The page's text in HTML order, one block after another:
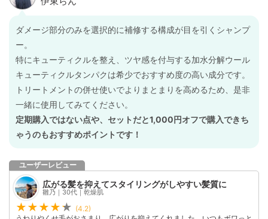
ダメージ部分のみを選択的に補修する構成が目を引くシャンプ
ー。
特にキューティクルを整え、ツヤ感を付与する加水分解ウール
キューティクルタンパクは希少でおすすめ度の高い成分です。
トリートメントの併せ使いでよりまとまりを高めるため、是非
一緒に使用してみてください。
定期購入ではない点や、セットだと1,000円オフで購入できち
ゃうのもおすすめポイントです！
ユーザーレビュー
広がる髪を抑えてスタイリングがしやすい髪質に
雛乃｜30代｜乾燥肌
(4.2)